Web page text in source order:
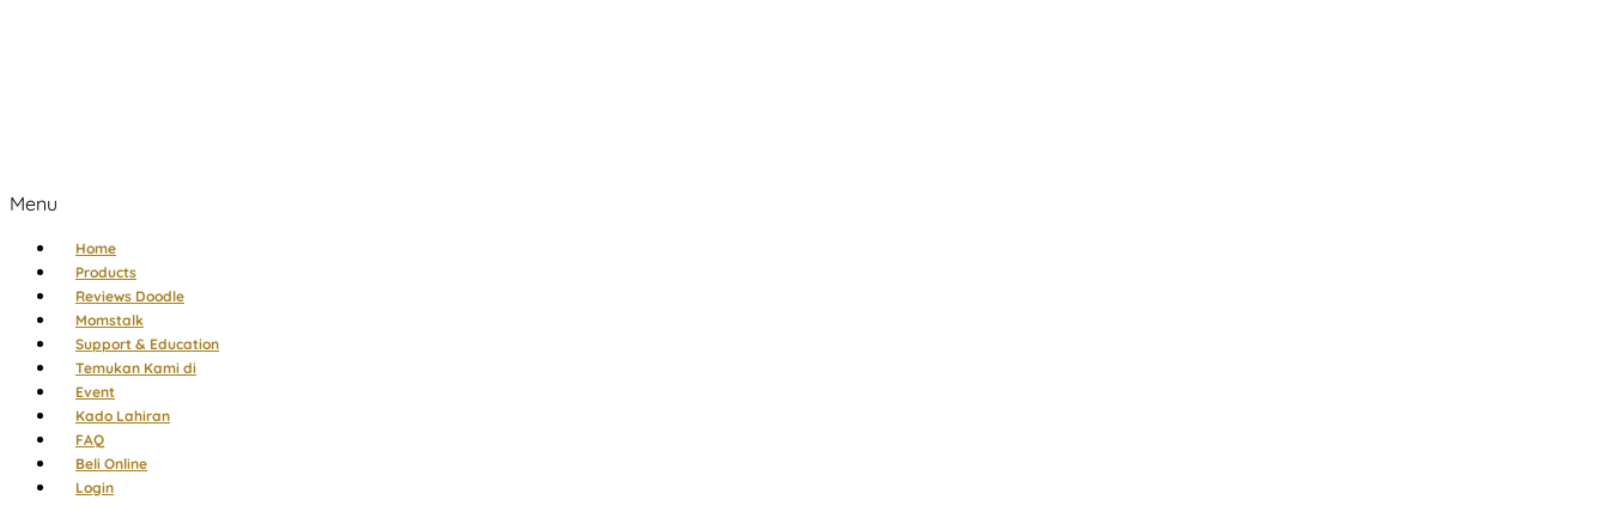
Menu
Home
Products
Reviews Doodle
Momstalk
Support & Education
Temukan Kami di
Event
Kado Lahiran
FAQ
Beli Online
Login